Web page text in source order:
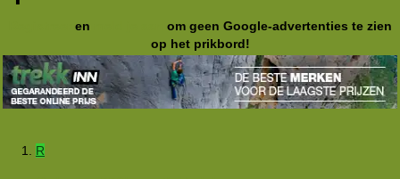
en
om geen Google-advertenties te zien
op het prikbord!
R